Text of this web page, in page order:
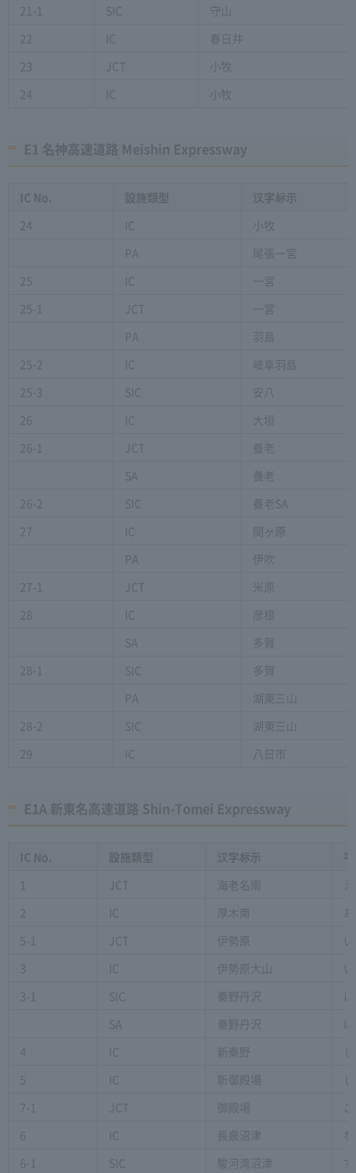
21-1 SIC
守山
22
IC
春日井
23
JCT
小牧
24
IC 小牧
E1 名神高速道路 Meishin Expressway
24
IC
小牧
PA
尾張一宮
25
IC
一宮
25-1
JCT
一宮
PA
羽島
25-2
IC
岐阜羽島
25-3
SIC
安八
26
IC
大垣
26-1
JCT
養老
SA
養老
26-2
SIC
養老SA
27
IC
関ヶ原
PA
伊吹
27-1
JCT
米原
28
IC
彦根
SA
多賀
28-1
SIC
多賀
PA
湖東三山
28-2
SIC
湖東三山
29
IC 八日市
E1A 新東名高速道路 Shin-Tomei Expressway
1
JCT 海老名南
2
IC 厚木南
5-1
JCT 伊勢原
3
IC 伊勢原大山
3-1
SIC 秦野丹沢
SA
秦野丹沢
4
IC 新秦野
5
IC 新御殿場
7-1
JCT 御殿場
6
IC 長泉沼津
6-1
SIC 駿河湾沼津